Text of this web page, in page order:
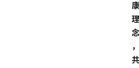
康
理
念
，
共